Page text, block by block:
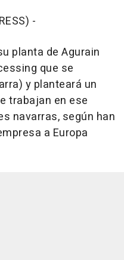
-
planta de Agurain
que se
y planteará un
trabajan en ese
navarras, según han
a Europa